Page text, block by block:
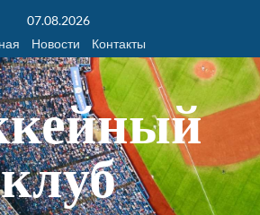
07.08.2026
Новости Контакты
клуб